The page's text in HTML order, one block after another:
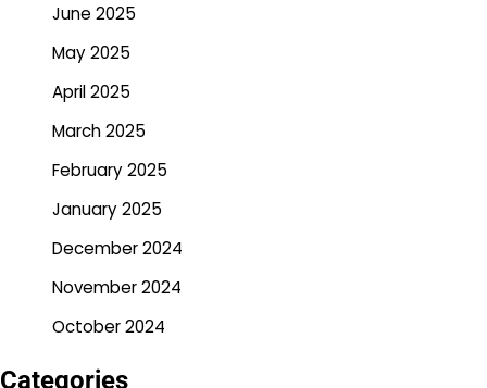
June 2025
May 2025
April 2025
March 2025
February 2025
January 2025
December 2024
November 2024
October 2024
Categories